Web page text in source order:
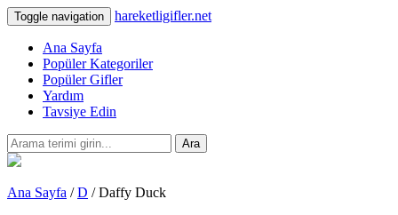
Toggle navigation hareketligifler.net
Ana Sayfa
Popüler Kategoriler
Popüler Gifler
Yardım
Tavsiye Edin
Ara
Ana Sayfa /D / Daffy Duck